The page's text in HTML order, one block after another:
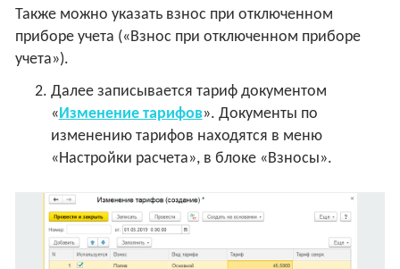
Также можно указать взнос при отключенном
приборе учета («Взнос при отключенном приборе
учета»).
Далее записывается тариф документом
«Изменение тарифов». Документы по
изменению тарифов находятся в меню
«Настройки расчета», в блоке «Взносы».